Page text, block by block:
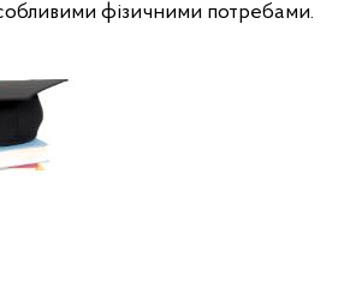
фізичними потребами.